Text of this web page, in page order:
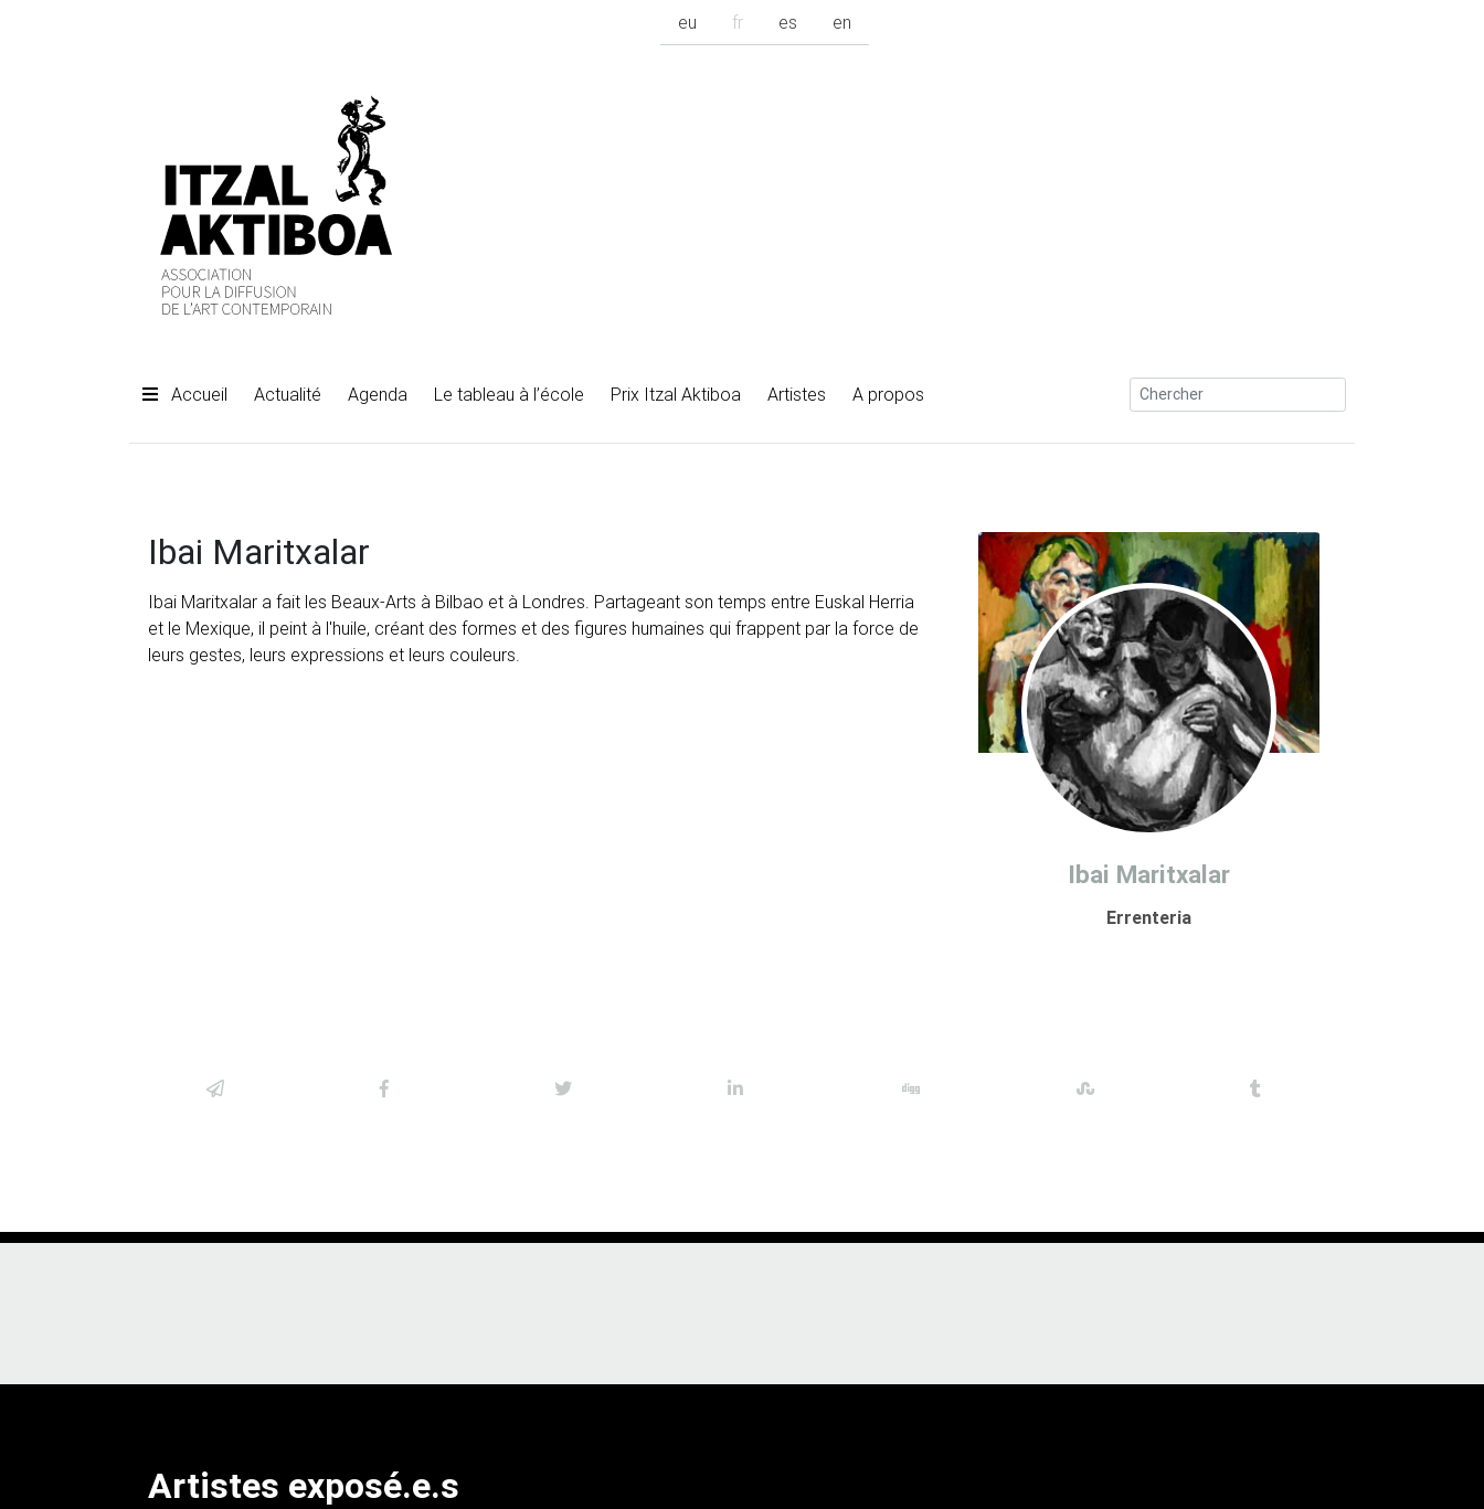
eu fr es en
Accueil Actualité Agenda Le tableau à l’école Prix Itzal Aktiboa Artistes A propos
Ibai Maritxalar
Ibai Maritxalar a fait les Beaux-Arts à Bilbao et à Londres. Partageant son temps entre Euskal Herria
et le Mexique, il peint à l'huile, créant des formes et des figures humaines qui frappent par la force de
leurs gestes, leurs expressions et leurs couleurs.
Ibai Maritxalar
Errenteria
Artistes exposé.e.s